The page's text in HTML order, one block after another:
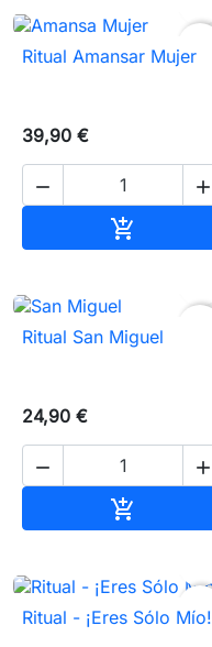
favorite_border
Ritual Amansar Mujer
39,90 €
 

Ritual San Miguel
24,90 €
 

favorite_border
Ritual - ¡Eres Sólo Mío!